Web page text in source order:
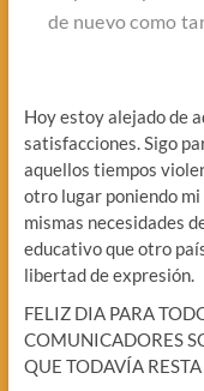
de nuevo como
Hoy estoy alejado de
satisfacciones. Sigo
aquellos tiempos
otro lugar poniendo
mismas necesidades
educativo que otro
libertad de expresión.
FELIZ DIA PARA
COMUNICADORES
QUE TODAVÍA